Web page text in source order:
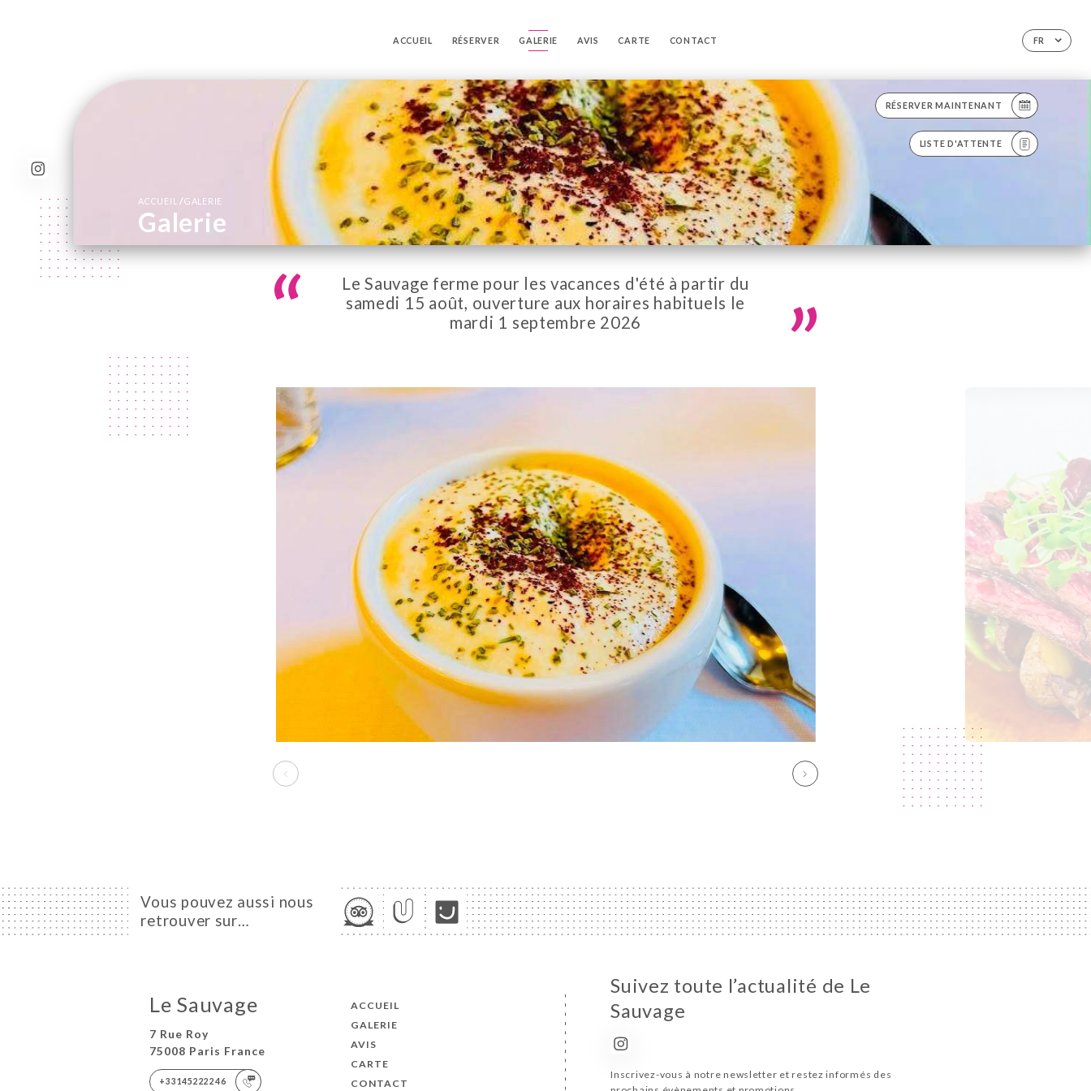
FR
ACCUEIL RÉSERVER GALERIE AVIS CARTE CONTACT
RÉSERVER MAINTENANT
LISTE D'ATTENTE
ACCUEIL/GALERIE
Galerie
Le Sauvage ferme pour les vacances d'été à partir du
samedi 15 août, ouverture aux horaires habituels le
mardi 1 septembre 2026
Vous pouvez aussi nous
retrouver sur…
Le Sauvage
7 Rue Roy
75008 Paris France
+33145222246
ACCUEIL
GALERIE
AVIS
CARTE
CONTACT
Suivez toute l’actualité de Le
Sauvage
Inscrivez-vous à notre newsletter et restez informés des